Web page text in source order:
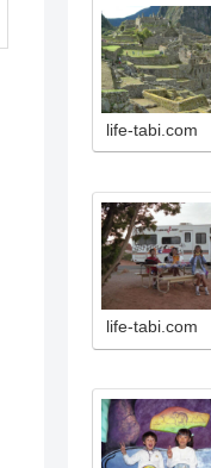
life-tabi.com
life-tabi.com